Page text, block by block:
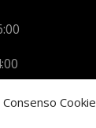
Cookie